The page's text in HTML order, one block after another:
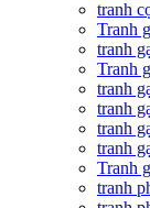
tranh
Tranh
tranh
Tranh
tranh
tranh
tranh
tranh
Tranh
tranh